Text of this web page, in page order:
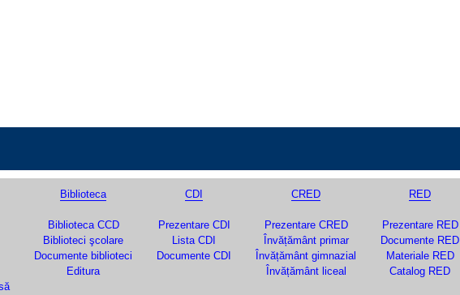
Biblioteca
Biblioteca CCD
Biblioteci şcolare
Documente biblioteci
Editura
CDI
Prezentare CDI
Lista CDI
Documente CDI
CRED
Prezentare CRED
Învățământ primar
Învățământ gimnazial
Învățământ liceal
RED
Prezentare RED
Documente RED
Materiale RED
Catalog RED